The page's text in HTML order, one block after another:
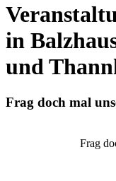
in
und
Frag doch mal
Frag